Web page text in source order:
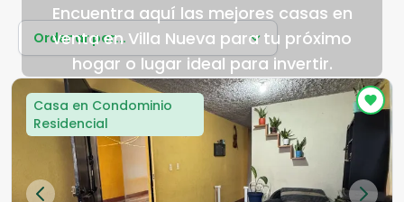
Encuentra aquí las mejores casas en
venta en Villa Nueva para tu próximo
hogar o lugar ideal para invertir.
Ordenar por...
Casa en Condominio
Residencial